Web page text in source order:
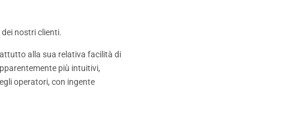
nostri clienti.
alla sua relativa facilità di
più intuitivi,
operatori, con ingente